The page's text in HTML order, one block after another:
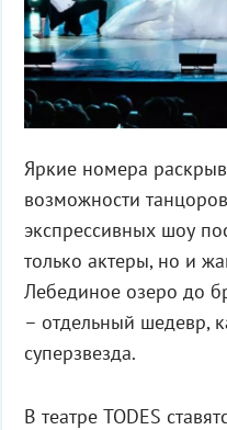
Яркие номера
возможности
экспрессивных шоу
только актеры, но и
Лебединое озеро до
– отдельный шедевр,
суперзвезда.
В театре TODES